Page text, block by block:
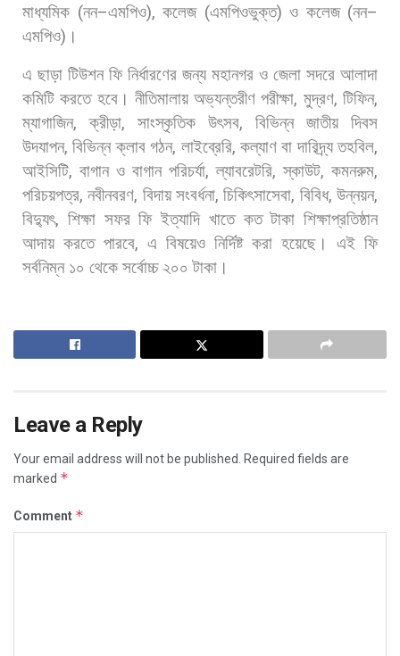
মাধ্যমিক (নন–এমপিও), কলেজ(এমপিওভুক্ত) ও কলেজ(নন–
এমপিও) ।
এ ছাড়া টিউশন ফি নির্ধারণের জন্য মহানগর ও জেলা সদরে আলাদা
কমিটি করতে হবে। নীতিমালায় অভ্যন্তরীণ পরীক্ষা, মুদ্রণ,টিফিন,
ম্যাগাজিন,ক্রীড়া, সাংস্কৃতিক উৎসব, বিভিন্ন জাতীয়
দিবস
উদযাপন,বিভিন্ন ক্লাব গঠন, লাইব্রেরি, কল্যাণ বা দারিদ্র্য তহবিল,
আইসিটি, বাগান ও বাগান পরিচর্যা,ল্যাবরেটরি,স্কাউট, কমনরুম,
পরিচয়পত্র,নবীনবরণ, বিদায় সংবর্ধনা,চিকিৎসাসেবা, বিবিধ,উন্নয়ন,
বিদ্যুৎ, শিক্ষা সফর ফি ইত্যাদি খাতে কত টাকা শিক্ষাপ্রতিষ্ঠান
আদায় করতে পারবে, এ বিষয়েও নির্দিষ্ট করা হয়েছে। এই ফি
সর্বনিম্ন ১০ থেকে সর্বোচ্চ ২০০ টাকা।
Leave a Reply
Your email address will not be published.
Required fields are
marked *
Comment *